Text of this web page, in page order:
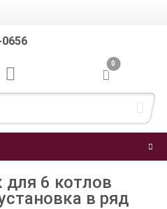
0
6 котлов
в ряд